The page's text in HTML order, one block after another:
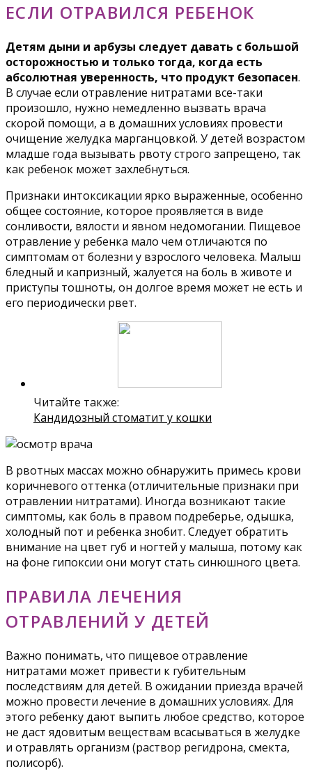
ЕСЛИ ОТРАВИЛСЯ РЕБЕНОК
Детям дыни и арбузы следует давать с большой
осторожностью и только тогда, когда есть
абсолютная уверенность, что продукт безопасен.
В случае если отравление нитратами все-таки
произошло, нужно немедленно вызвать врача
скорой помощи, а в домашних условиях провести
очищение желудка марганцовкой. У детей возрастом
младше года вызывать рвоту строго запрещено, так
как ребенок может захлебнуться.
Признаки интоксикации ярко выраженные, особенно
общее состояние, которое проявляется в виде
сонливости, вялости и явном недомогании. Пищевое
отравление у ребенка мало чем отличаются по
симптомам от болезни у взрослого человека. Малыш
бледный и капризный, жалуется на боль в животе и
приступы тошноты, он долгое время может не есть и
его периодически рвет.
Читайте также:
Кандидозный стоматит у кошки
В рвотных массах можно обнаружить примесь крови
коричневого оттенка (отличительные признаки при
отравлении нитратами). Иногда возникают такие
симптомы, как боль в правом подреберье, одышка,
холодный пот и ребенка знобит. Следует обратить
внимание на цвет губ и ногтей у малыша, потому как
на фоне гипоксии они могут стать синюшного цвета.
ПРАВИЛА ЛЕЧЕНИЯ
ОТРАВЛЕНИЙ У ДЕТЕЙ
Важно понимать, что пищевое отравление
нитратами может привести к губительным
последствиям для детей. В ожидании приезда врачей
можно провести лечение в домашних условиях. Для
этого ребенку дают выпить любое средство, которое
не даст ядовитым веществам всасываться в желудке
и отравлять организм (раствор регидрона, смекта,
полисорб).